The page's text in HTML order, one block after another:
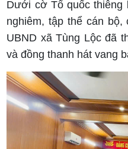
Dưới cờ Tổ quốc thiêng
nghiêm, tập thể cán
UBND xã Tùng Lộc đã
và đồng thanh hát vang